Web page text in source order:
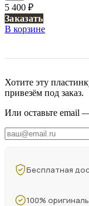
5 400 ₽
Заказать
В корзине
Хотите эту
привезём под заказ.
Или оставьте email
Бесплатная
100%